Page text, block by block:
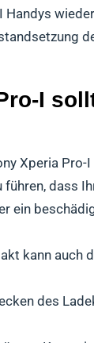
Handys
I
Xperia
dass
ein
kann auch
des